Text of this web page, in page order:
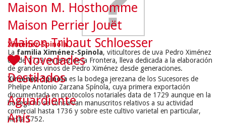
Ximénez-Spinola
La familia Ximénez-Spinola, viticultores de uva Pedro Ximénez
desde 1729 en Jerez de la Frontera, lleva dedicada a la elaboración
de grandes vinos de Pedro Ximénez desde generaciones.
Ximénez-Spínola es la bodega jerezana de los Sucesores de
Phelipe Antonio Zarzana Spínola, cuya primera exportación
documentada en protocolos notariales data de 1729 aunque en la
bodega no se conservan manuscritos relativos a su actividad
comercial hasta 1736 y sobre este cultivo varietal en particular,
hasta 1752.
Maison M. Hosthomme
Maison Perrier Jouët
Maison Tribaut Schloesser
Novedades
Destilados
Aguardiente
Anís